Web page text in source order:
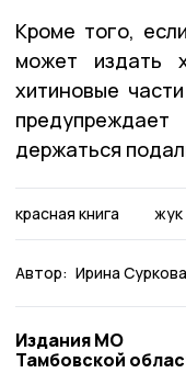
Кроме того,
может издать
хитиновые
держаться
красная книга жук
Автор: Ирина Суркова
Издания МО
Тамбовской